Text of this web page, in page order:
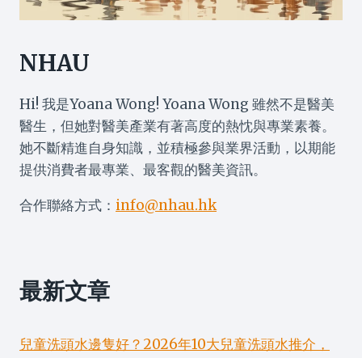
NHAU
Hi! 我是Yoana Wong! Yoana Wong 雖然不是醫美
醫生，但她對醫美產業有著高度的熱忱與專業素養。
她不斷精進自身知識，並積極參與業界活動，以期能
提供消費者最專業、最客觀的醫美資訊。
合作聯絡方式： info@nhau.hk
最新文章
兒童洗頭水邊隻好？2026年10大兒童洗頭水推介，